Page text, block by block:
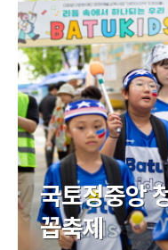
국토정중앙
꼽축제